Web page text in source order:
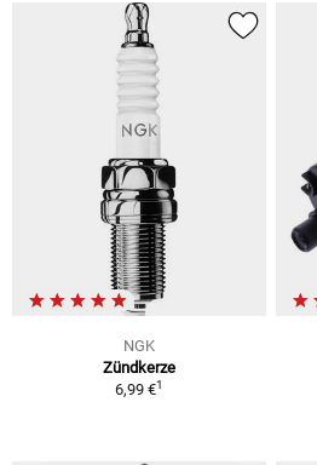
NGK
Zündkerze
6,99 €1